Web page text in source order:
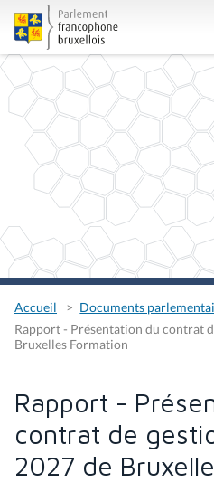
Accueil
Documents
Rapport - Présentation du contrat
Bruxelles Formation
Rapport -
contrat de
2027 de